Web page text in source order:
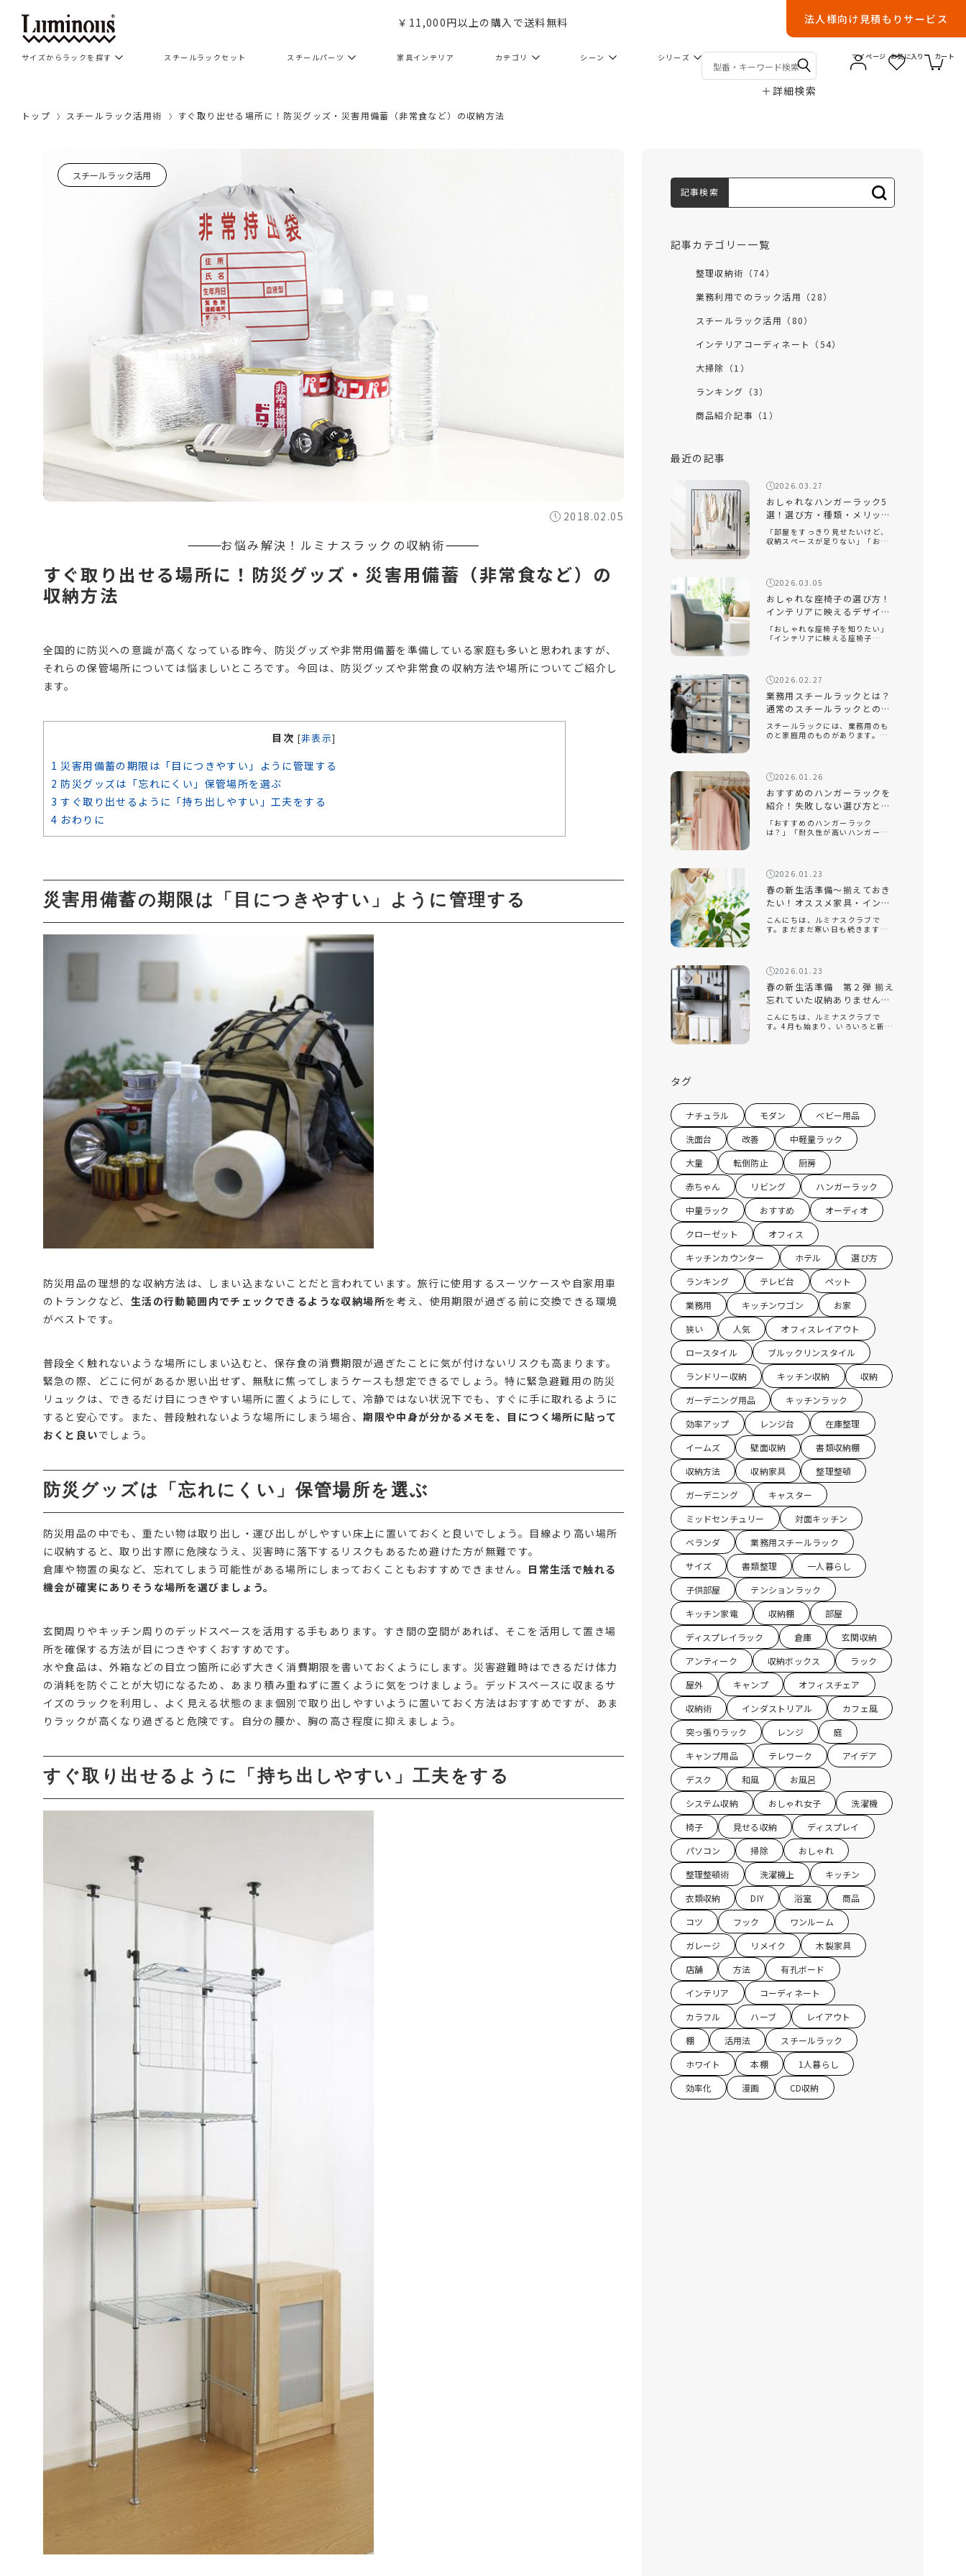
￥11,000円以上の購入で送料無料 法人様向け見積もりサービス
サイズからラックを探す スチールラックセット スチールパーツ 家具インテリア カテゴリ シーン シリーズ
＋ 詳細検索
マイページ お気に入り カート
トップ スチールラック活用術 すぐ取り出せる場所に！防災グッズ・災害用備蓄（非常食など）の収納方法
スチールラック活用
2018.02.05
すぐ取り出せる場所に！防災グッズ・災害用備蓄（非常食など）の
収納方法
全国的に防災への意識が高くなっている昨今、防災グッズや非常用備蓄を準備している家庭も多いと思われますが、
それらの保管場所については悩ましいところです。今回は、防災グッズや非常食の収納方法や場所についてご紹介し
ます。
目次 [非表示]
1 災害用備蓄の期限は「目につきやすい」ように管理する
2 防災グッズは「忘れにくい」保管場所を選ぶ
3 すぐ取り出せるように「持ち出しやすい」工夫をする
4 おわりに
災害用備蓄の期限は「目につきやすい」ように管理する
防災用品の理想的な収納方法は、しまい込まないことだと言われています。旅行に使用するスーツケースや自家用車
のトランクなど、 生活の行動範囲内でチェックできるような収納場所を考え、使用期限が過ぎる前に交換できる環境
がベストです。
普段全く触れないような場所にしまい込むと、保存食の消費期限が過ぎたことに気が付けないリスクも高まります。
緊急の際、どこに何があるか思い出せず、無駄に焦ってしまうケースも想定できるでしょう。特に緊急避難用の防災
リュックは、できるだけ目につきやすい場所に置くようにして、冷静ではない状況下でも、すぐに手に取れるように
すると安心です。また、普段触れないような場所にしまう場合、期限や中身が分かるメモを、目につく場所に貼って
おくと良いでしょう。
防災グッズは「忘れにくい」保管場所を選ぶ
防災用品の中でも、重たい物は取り出し・運び出しがしやすい床上に置いておくと良いでしょう。目線より高い場所
に収納すると、取り出す際に危険なうえ、災害時に落下するリスクもあるため避けた方が無難です。
倉庫や物置の奥など、忘れてしまう可能性がある場所にしまっておくこともおすすめできません。 日常生活で触れる
機会が確実にありそうな場所を選びましょう。
玄関周りやキッチン周りのデッドスペースを活用する手もあります。すき間の空間があれば、そこを活用して置き場
所を確保する方法が目につきやすくおすすめです。
水や食品は、外箱などの目立つ箇所に必ず大きく消費期限を書いておくようにします。災害避難時はできるだけ体力
の消耗を防ぐことが大切になるため、あまり積み重ねずに置くように気をつけましょう。デッドスペースに収まるサ
イズのラックを利用し、よく見える状態のまま個別で取り出しやすいように置いておく方法はおすすめですが、あま
りラックが高くなり過ぎると危険です。自分の腰か、胸の高さ程度に抑えましょう。
すぐ取り出せるように「持ち出しやすい」工夫をする
記事検索
記事カテゴリー一覧
整理収納術（74）
業務利用でのラック活用（28）
スチールラック活用（80）
インテリアコーディネート（54）
大掃除（1）
ランキング（3）
商品紹介記事（1）
最近の記事
2026.03.27
おしゃれなハンガーラック5
選！選び方・種類・メリット
を徹底解説
「部屋をすっきり見せたいけど、
収納スペースが足りない」「おし
れなハンガーラックは、衣類を収
納するだけでなく、インテリアと
して空間を […]
2026.03.05
おしゃれな座椅子の選び方！
インテリアに映えるデザイン
と快適性を両立するコツ
「おしゃれな座椅子を知りたい」
「インテリアに映える座椅子
性の高い座椅子が数多く販売され
ています。中でも、おしゃれで部
屋を広く見せる […]
2026.02.27
業務用スチールラックとは？
通常のスチールラックとの違
いと選ぶポイントを解説！
スチールラックには、業務用のも
のと家庭用のものがあります。業
か。また、オフィスや倉庫で使用
する場合、どのようなポイントに
注意して選べ […]
2026.01.26
おすすめのハンガーラックを
紹介！失敗しない選び方とル
ミナスクラブ人気モデルを解
説
「おすすめのハンガーラック
は？」「耐久性が高いハンガーラ
手軽に取り入れられるアイテムと
して人気なのがハンガーラックで
す。クローゼッ […]
2026.01.23
春の新生活準備～揃えておき
たい！オススメ家具・インテ
リア～
こんにちは、ルミナスクラブで
す。まだまだ寒い日も続きます
回は、そんな新生活の『引っ越
し』をテーマに、揃えておくと便
利なオススメの家 […]
2026.01.23
春の新生活準備 第２弾 揃え
忘れていた収納ありません
か？キッチン収納編
こんにちは、ルミナスクラブで
す。4月も始まり、いろいろと新し
タグ
ナチュラル モダン
ベビー用品
洗面台
改善
中軽量ラック
大量
転倒防止
厨房
赤ちゃん
リビング
ハンガーラック
中量ラック
おすすめ
オーディオ
クローゼット
オフィス
キッチンカウンター
ホテル
選び方
ランキング
テレビ台
ペット
業務用
キッチンワゴン
お家
狭い
人気
オフィスレイアウト
ロースタイル
ブルックリンスタイル
ランドリー収納
キッチン収納
収納
ガーデニング用品
キッチンラック
効率アップ
レンジ台
在庫整理
イームズ
壁面収納
書類収納棚
収納方法
収納家具
整理整頓
ガーデニング
キャスター
ミッドセンチュリー
対面キッチン
ベランダ
業務用スチールラック
サイズ
書類整理
一人暮らし
子供部屋
テンションラック
キッチン家電
収納棚
部屋
ディスプレイラック
倉庫
玄関収納
アンティーク
収納ボックス
ラック
屋外
キャンプ
オフィスチェア
収納術
インダストリアル
カフェ風
突っ張りラック
レンジ
庭
キャンプ用品
テレワーク
アイデア
デスク
和風
お風呂
システム収納
おしゃれ女子
洗濯機
椅子
見せる収納
ディスプレイ
パソコン
掃除
おしゃれ
整理整頓術
洗濯機上
キッチン
衣類収納
DIY 浴室
商品
コツ
フック
ワンルーム
ガレージ
リメイク
木製家具
店舗
方法
有孔ボード
インテリア
コーディネート
カラフル
ハーブ
レイアウト
棚
活用法
スチールラック
ホワイト
本棚
1人暮らし
効率化
漫画 CD収納